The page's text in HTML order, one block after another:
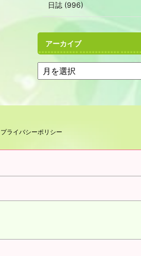
日誌 (996)
アーカイブ
プライバシーポリシー